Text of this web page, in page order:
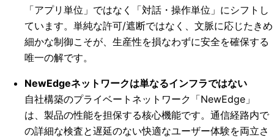
「アプリ単位」ではなく「対話・操作単位」にシフトし
ています。単純な許可/遮断ではなく、文脈に応じたきめ
細かな制御こそが、生産性を損なわずに安全を確保する
唯一の解です。
NewEdgeネットワークは単なるインフラではない
自社構築のプライベートネットワーク「NewEdge」
は、製品の性能を担保する核心機能です。通信経路内で
の詳細な検査と遅延のない快適なユーザー体験を両立さ